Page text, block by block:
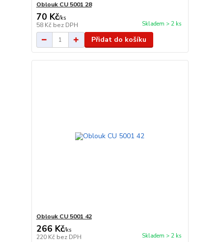
Oblouk CU 5001 28
70 Kč/ks
58 Kč bez DPH Skladem > 2 ks
Přidat do košíku
Oblouk CU 5001 42
266 Kč/ks
220 Kč bez DPH Skladem > 2 ks